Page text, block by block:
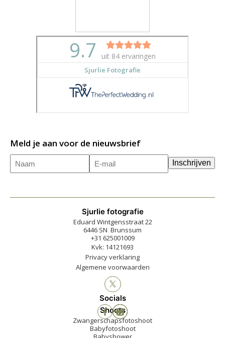
Meld je aan voor de nieuwsbrief
Naam
E-
mailadres(Vereist)
Inschrijven
Sjurlie fotografie
Eduard Wintgensstraat 22
6446 SN Brunssum
+31 625001009
Kvk: 14121693
Privacy verklaring
Algemene voorwaarden
Socials
Shoots
Zwangerschapsfotoshoot
Babyfotoshoot